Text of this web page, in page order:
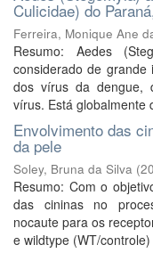
Culicidae) do
Ferreira, Monique Ane
Resumo: Aedes
considerado de grande
dos vírus da dengue,
vírus. Está globalmente
Envolvimento das
da pele
Soley, Bruna da Silva (
Resumo: Com o
das cininas no
nocaute para os
e wildtype (WT/